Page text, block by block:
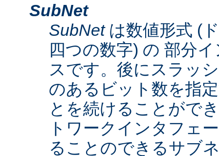
SubNet
SubNetは数値形式 (
四つの数字) の 部分
スです。後にスラッ
のあるビット数を指
とを続けることがで
トワークインタフェ
ることのできるサブ